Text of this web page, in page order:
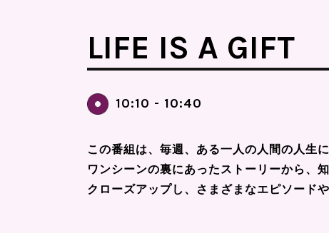
LIFE IS A GIFT
10:10 - 10:40
この番組は、毎週、ある一人の人間の人生
ワンシーンの裏にあったストーリーから、
クローズアップし、さまざまなエピソード